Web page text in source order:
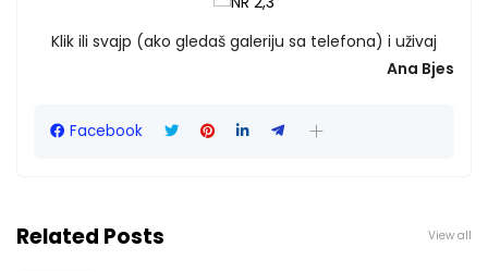
Klik ili svajp (ako gledaš galeriju sa telefona) i uživaj
Ana Bjes
Facebook
Related Posts View all